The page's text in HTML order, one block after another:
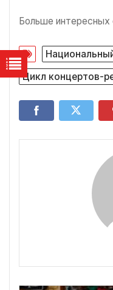
Больше интересных
Цикл концертов-